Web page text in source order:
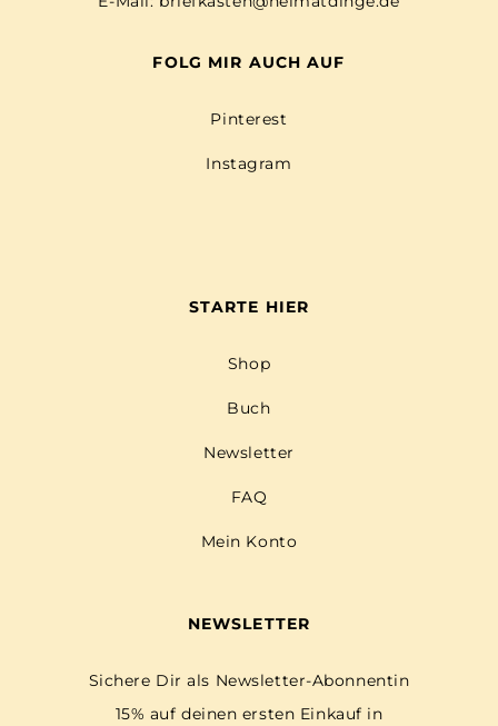
FOLG MIR AUCH AUF
Pinterest
Instagram
STARTE HIER
Shop
Buch
Newsletter
FAQ
Mein Konto
NEWSLETTER
Sichere Dir als Newsletter-Abonnentin
15% auf deinen ersten Einkauf in